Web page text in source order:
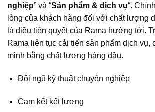
nghiệp” và “Sản phẩm & dịch vụ“.
lòng của khách hàng đối với chất lượng
là điều tiên quyết của Rama hướng tới.
Rama liên tục cải tiến sản phẩm dịch vụ,
minh bằng chất lượng hàng đầu.
Đội ngũ kỹ thuật chuyên nghiệp
Cam kết kết lượng